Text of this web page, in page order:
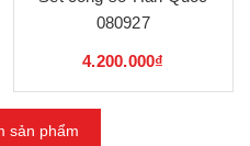
080927
4.200.000₫
sản phẩm